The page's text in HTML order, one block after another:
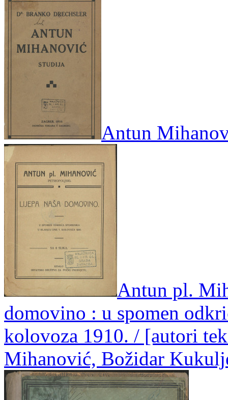
Antun
Antun pl.
domovino : u spomen
kolovoza 1910. / [autori
Mihanović, Božidar